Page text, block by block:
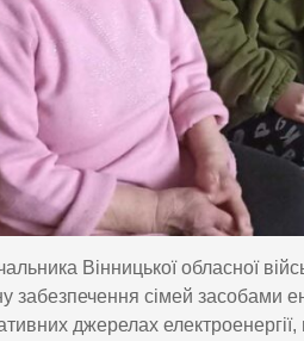
Вінницької обласної
забезпечення сімей засобами
джерелах